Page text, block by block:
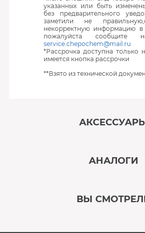
указанных или быть
без предварительного
заметили не
некорректную информацию в
пожалуйста
service.chepochem@mail.ru
*Рассрочка доступна только
имеется кнопка рассрочки
**Взято из технической
АНАЛОГИ
ВЫ